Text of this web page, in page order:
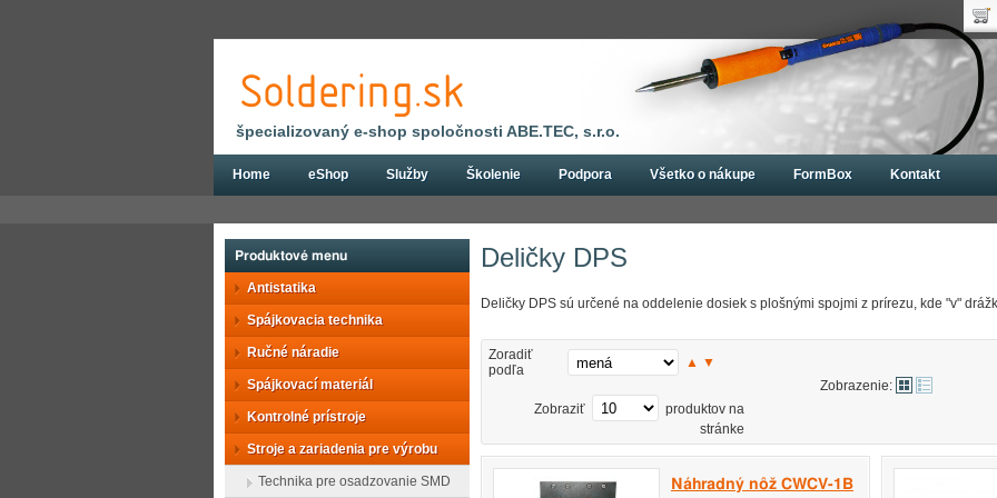
Deličky DPS
Deličky DPS sú určené na oddelenie dosiek s plošnými spojmi z prírezu, kde "v"
Zoradiť
podľa
▲ ▼
Zobrazenie:
Zobraziť
produktov na
stránke
Náhradný nôž CWCV-1B
Produktové menu
Antistatika
Spájkovacia technika
Ručné náradie
Spájkovací materiál
Kontrolné prístroje
Stroje a zariadenia pre výrobu
Technika pre osadzovanie SMD
špecializovaný e-shop spoločnosti ABE.TEC, s.r.o.
Home eShop Služby Školenie Podpora Všetko o nákupe FormBox Kontakt